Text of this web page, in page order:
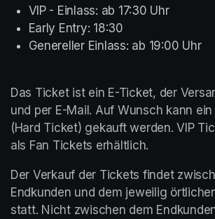
VIP - Einlass: ab 17:30 Uhr
Early Entry: 18:30
Genereller Einlass: ab 19:00 Uhr
Das Ticket ist ein E-Ticket, der
und per E-Mail. Auf Wunsch kann
(Hard Ticket) gekauft werden. VIP
als Fan Tickets erhältlich.
Der Verkauf der Tickets findet
Endkunden und dem jeweilig
statt. Nicht zwischen dem